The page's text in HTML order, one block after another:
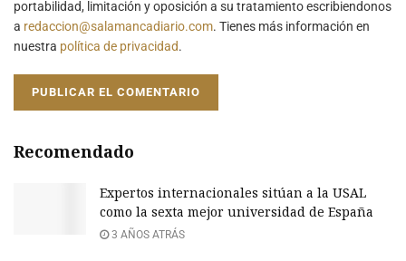
portabilidad, limitación y oposición a su tratamiento escribiendonos
a redaccion@salamancadiario.com. Tienes más información en
nuestra política de privacidad.
Recomendado
Expertos internacionales sitúan a la USAL
como la sexta mejor universidad de España
3 AÑOS ATRÁS